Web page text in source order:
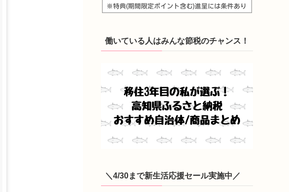
働いている人はみんな節税のチャンス！
＼4/30まで新生活応援セール実施中／